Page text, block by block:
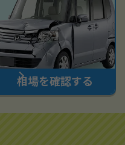
相場を確認する